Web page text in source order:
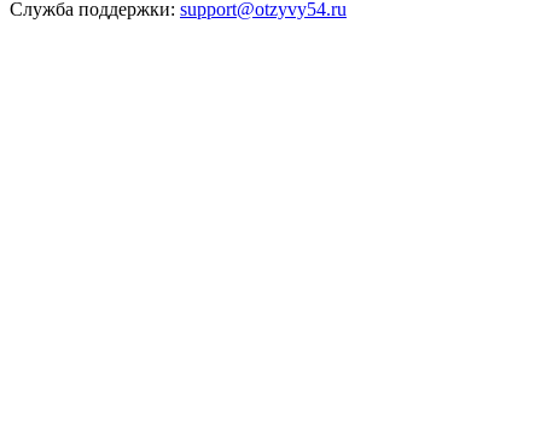
Служба поддержки: support@otzyvy54.ru